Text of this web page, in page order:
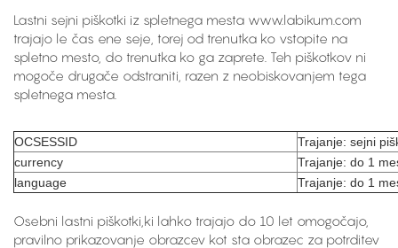
Lastni sejni piškotki iz spletnega mesta www.labikum.com
trajajo le čas ene seje, torej od trenutka ko vstopite na
spletno mesto, do trenutka ko ga zaprete. Teh piškotkov ni
mogoče drugače odstraniti, razen z neobiskovanjem tega
spletnega mesta.
OCSESSID
Trajanje: sejni
currency
Trajanje: do 1
language
Trajanje: do 1
Osebni lastni piškotki,ki lahko trajajo do 10 let omogočajo,
pravilno prikazovanje obrazcev kot sta obrazec za potrditev